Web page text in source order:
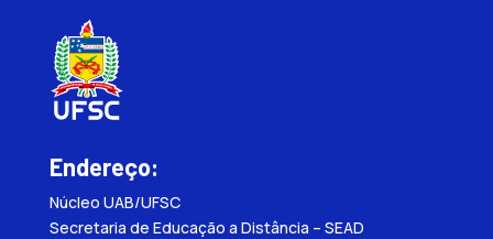
Endereço:
Núcleo UAB/UFSC
Secretaria de Educação a Distância – SEAD